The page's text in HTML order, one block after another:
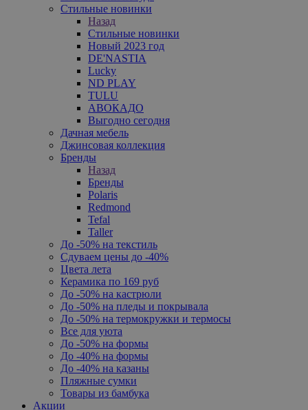
Стильные новинки
Назад
Стильные новинки
Новый 2023 год
DE'NASTIA
Lucky
ND PLAY
TULU
АВОКАДО
Выгодно сегодня
Дачная мебель
Джинсовая коллекция
Бренды
Назад
Бренды
Polaris
Redmond
Tefal
Taller
До -50% на текстиль
Сдуваем цены до -40%
Цвета лета
Керамика по 169 руб
До -50% на кастрюли
До -50% на пледы и покрывала
До -50% на термокружки и термосы
Все для уюта
До -50% на формы
До -40% на формы
До -40% на казаны
Пляжные сумки
Товары из бамбука
Акции